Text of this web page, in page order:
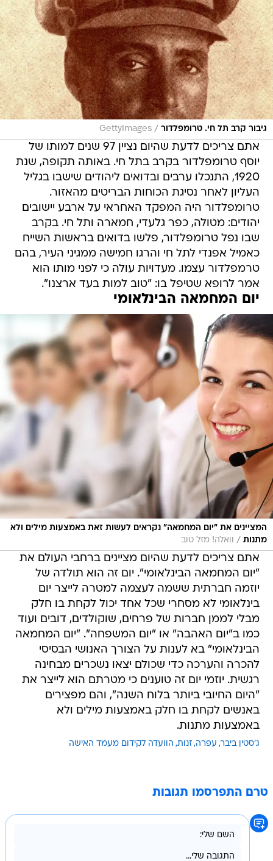
גיבור קרב תל חי. טרומפלדור /
GettyImages
אתם צריכים לדעת שהיום נציין 97 שנים למותו של
יוסף טרומפלדור בקרב בתל חי. באותה תקופה, שנת
1920, התנכלו ערבים ובדואים ליהודים שישבו בגליל
העליון לאחר נסיגת הכוחות הבריטים מהאזור.
טרומפלדור היה המפקד האחראי על ארבע יישובים
יהודים: מטולה, כפר גלעדי, חמארה ותל חי. בקרב
שבו נפל טרומפלדור, פלשו בדואים בראשות השייח
כאמיל אפנדי לתל חי והרגו חמישה ממגיני העיר, בהם
טרמפלדור עצמו. מעדויות עולה כי לפני מותו הוא
אמר לרופא שטיפל בו: "טוב למות בעד ארצנו".
יום המחמאה הבינלאומי
המציינים את "יום המחמאה" נקראים לעשות זאת באמצעות מילים ולא
מתנות / וואלה! מזל טוב
אתם צריכים לדעת שהיום מציינים ברחבי העולם את
"יום המחמאה הבינלאומי". יום זה הוא תולדה של
יוזמה חברתית ששמה לעצמה למטרה לייצר יום
בינלאומי לא מסחרי שכל אחד יכול לקחת בו חלק
מבלי לממן חברות של פרחים, שוקולדים, דובים ועוד
כמו ב"יום האהבה" או "יום המשפחה". "יום המחמאה
הבינלאומי" בא לענות על הצורך האנושי הבסיסי
להכרה והערכה כדי שכולם יצאו נשכרים מבחינה
רגשית. יוזמי יום זה טוענים כי מטרתם הוא לייצר את
"היום החיובי ביותר בלוח השנה", והם מפצירים
באנשים לקחת בו חלק באמצעות מילים ולא
באמצעות מתנות.
ג'סטין ביבר עפרה זנות הוועדה לקידום מעמד האישה
טרם התפרסמו תגובות